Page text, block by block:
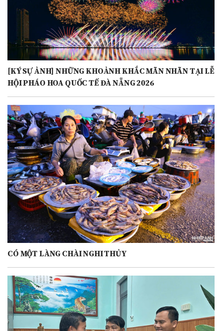
[KÝ SỰ ẢNH] NHỮNG KHOẢNH KHẮC MÃN NHÃN TẠI LỄ
HỘI PHÁO HOA QUỐC TẾ ĐÀ NẴNG 2026
CÓ MỘT LÀNG CHÀI NGHI THỦY